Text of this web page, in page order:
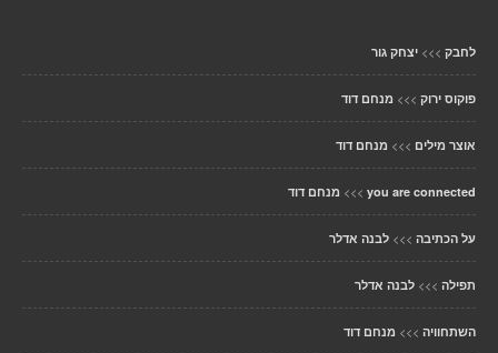
לחבק >>> יצחק גור
פוקוס ירוק >>> מנחם דוד
אוצר מילים >>> מנחם דוד
you are connected
>>> מנחם דוד
על הכתיבה >>> לבנה אדלר
תפילה >>> לבנה אדלר
השתחוויה >>> מנחם דוד